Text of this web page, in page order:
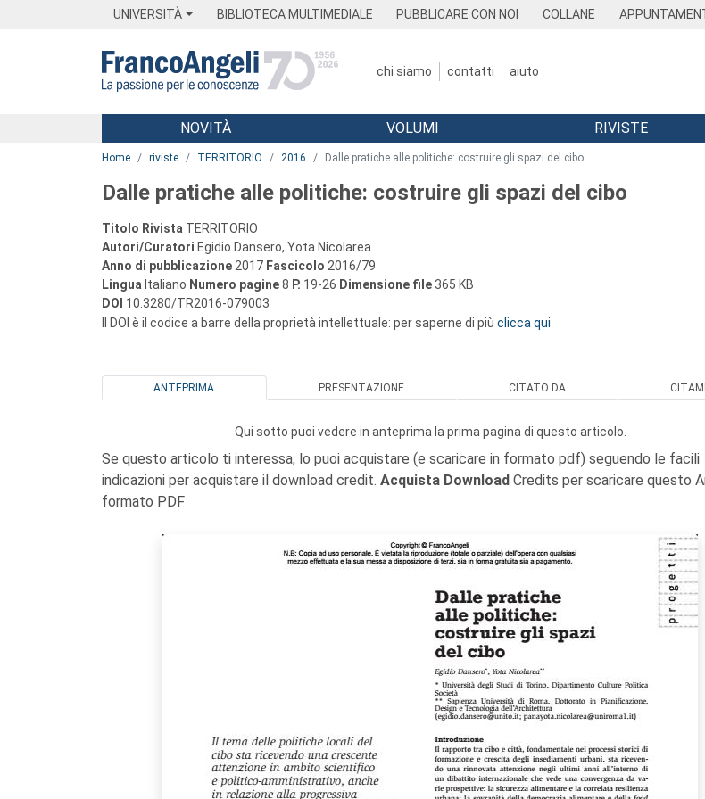
UNIVERSITÀ BIBLIOTECA MULTIMEDIALE PUBBLICARE CON NOI COLLANE
chi siamo contatti aiuto
Menu
NOVITÀ VOLUMI RIVISTE
Home riviste TERRITORIO 2016 Dalle pratiche alle politiche: costruire gli spazi del cibo
Dalle pratiche alle politiche: costruire gli spazi del cibo
Titolo Rivista TERRITORIO
Autori/Curatori Egidio Dansero, Yota Nicolarea
Anno di pubblicazione 2017 Fascicolo 2016/79
Lingua Italiano Numero pagine8 P. 19-26 Dimensione file 365 KB
DOI 10.3280/TR2016-079003
Il DOI è il codice a barre della proprietà intellettuale: per saperne di più clicca qui
ANTEPRIMA PRESENTAZIONE CITATO DA CITAMI
Qui sotto puoi vedere in anteprima la prima pagina di questo articolo.
Se questo articolo ti interessa, lo puoi acquistare (e scaricare in formato pdf) seguendo le facili
indicazioni per acquistare il download credit. Acquista Download Credits per scaricare questo
formato PDF